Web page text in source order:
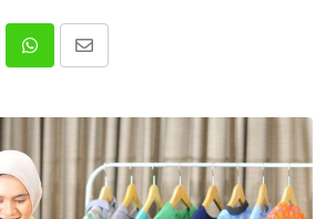
WhatsappShare
Email